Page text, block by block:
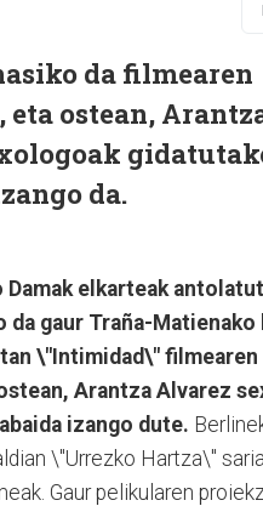
da filmearen
eta ostean,
da.
elkarteak
da gaur Traña-
\"Intimidad\" filmearen
Arantza Alvarez
izango dute.
\"Urrezko Hartza\"
Gaur pelikularen